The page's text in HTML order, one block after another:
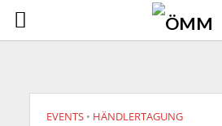
EVENTS • HÄNDLERTAGUNG